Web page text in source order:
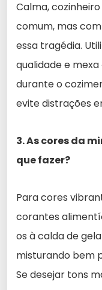
Calma,
comum, mas
essa tragédia.
qualidade e
durante o
evite distrações
3. As cores da
que fazer?
Para cores
corantes
os à calda de
misturando bem
Se desejar tons